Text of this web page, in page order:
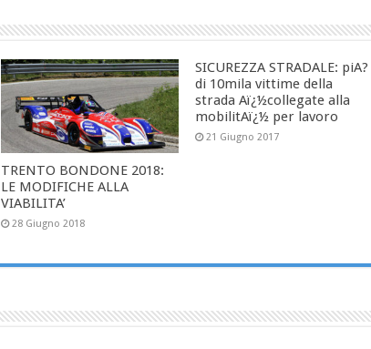
TRENTO BONDONE 2018:
LE MODIFICHE ALLA
VIABILITA’
28 Giugno 2018
SICUREZZA STRADALE: piA?
di 10mila vittime della
strada Aï¿½collegate alla
mobilitAï¿½ per lavoro
21 Giugno 2017